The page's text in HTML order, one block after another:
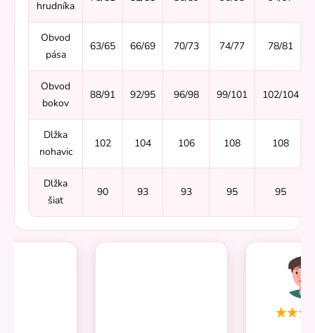
hrudníka
Obvod
pása
63/65 66/69 70/73 74/77 78/81
Obvod
bokov
88/91 92/95 96/98 99/101 102/104
Dlžka
nohavic
102 104 106 108 108
Dlžka
šiat
90 93 93 95 95